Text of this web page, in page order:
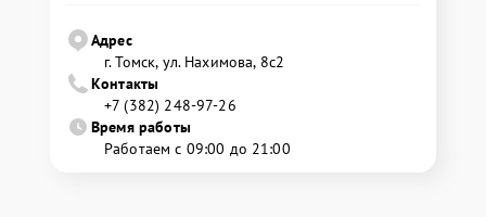
Адрес
г. Томск, ул. Нахимова, 8с2
Контакты
+7 (382) 248-97-26
Время работы
Работаем с 09:00 до 21:00